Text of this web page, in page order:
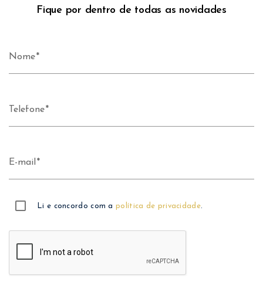
Fique por dentro de todas as novidades
Nome
Telefone
E-mail
Li e concordo com apolítica de privacidade.